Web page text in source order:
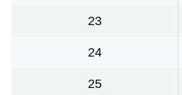
23
24
25